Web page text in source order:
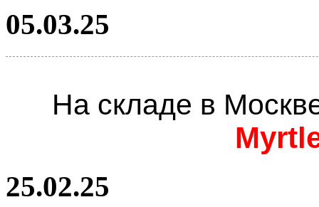
05.03.25
На складе в
25.02.25